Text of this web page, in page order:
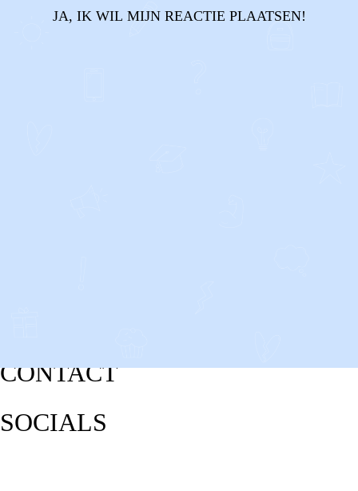
JA, IK WIL MIJN REACTIE PLAATSEN!
CONTACT
SOCIALS